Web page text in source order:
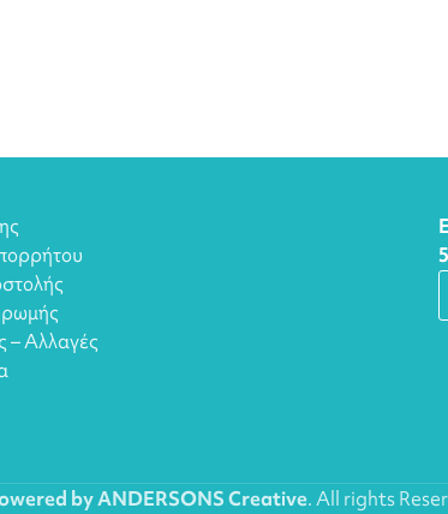
– Αλλαγές
by ANDERSONS Creative. All rights